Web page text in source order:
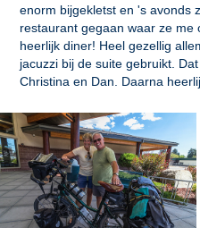
enorm bijgekletst en 's avonds
restaurant gegaan waar ze me
heerlijk diner! Heel gezellig
jacuzzi bij de suite gebruikt.
Christina en Dan. Daarna